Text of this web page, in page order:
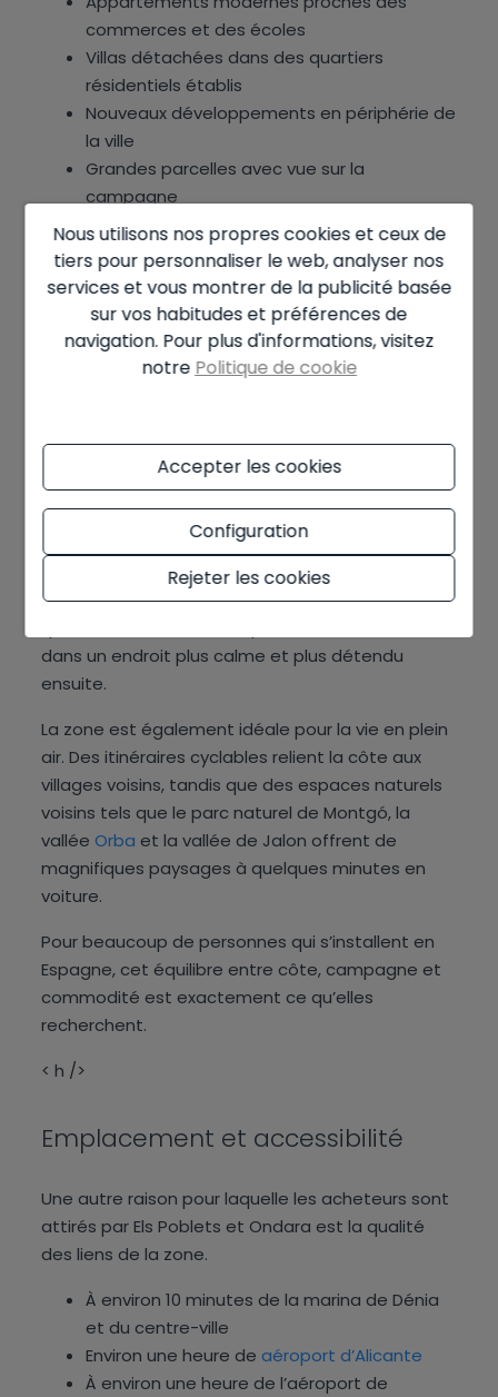
commerces et des écoles
Villas détachées dans des quartiers
résidentiels établis
Nouveaux développements en périphérie de
la ville
Grandes parcelles avec vue sur la
campagne
Pour les acheteurs qui souhaitent à la fois
praticité et lumière, Ondara devient souvent un
élément important de la décision.
< h />
L’un des aspects les plus agréables de vivre à Els
sans avoir à vivre en plein milieu.
Vous pouvez profiter de la marina, des
restaurants, de la culture et de la vie nocturne
dans un endroit plus calme et plus détendu
ensuite.
La zone est également idéale pour la vie en plein
air. Des itinéraires cyclables relient la côte aux
villages voisins, tandis que des espaces naturels
voisins tels que le parc naturel de Montgó, la
vallée Orba et la vallée de Jalon offrent de
magnifiques paysages à quelques minutes en
voiture.
Pour beaucoup de personnes qui s’installent en
Espagne, cet équilibre entre côte, campagne et
commodité est exactement ce qu’elles
recherchent.
< h />
Emplacement et accessibilité
Une autre raison pour laquelle les acheteurs sont
attirés par Els Poblets et Ondara est la qualité
des liens de la zone.
À environ 10 minutes de la marina de Dénia
et du centre-ville
Environ une heure deaéroport d’Alicante
À environ une heure de l’aéroport de
Nous utilisons nos propres cookies et ceux de
tiers pour personnaliser le web, analyser nos
services et vous montrer de la publicité basée
sur vos habitudes et préférences de
navigation. Pour plus d'informations, visitez
notre Politique de cookie
Accepter les cookies
Configuration
Rejeter les cookies